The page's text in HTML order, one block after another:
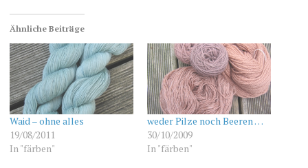
Ähnliche Beiträge
Waid – ohne alles
19/08/2011
In "färben"
weder Pilze noch Beeren …
30/10/2009
In "färben"